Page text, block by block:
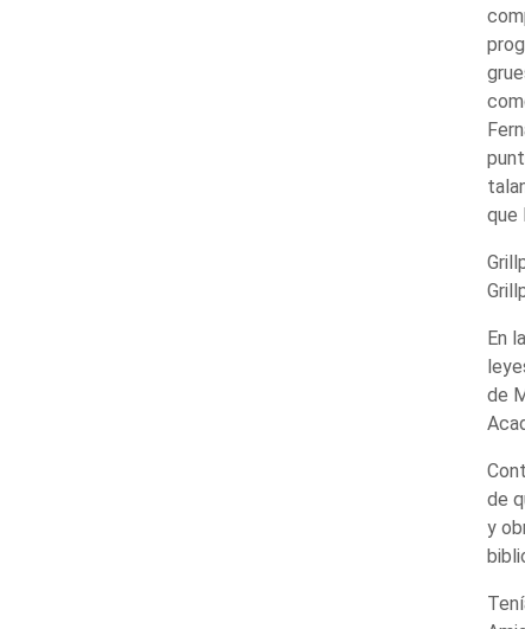
que
En
de
de
y